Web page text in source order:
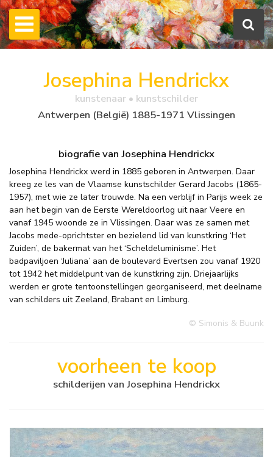
Josephina Hendrickx
kunstenaar • kunstschilder
Antwerpen (België) 1885-1971 Vlissingen
biografie van Josephina Hendrickx
Josephina Hendrickx werd in 1885 geboren in Antwerpen. Daar
kreeg ze les van de Vlaamse kunstschilder Gerard Jacobs (1865-
1957), met wie ze later trouwde. Na een verblijf in Parijs week ze
aan het begin van de Eerste Wereldoorlog uit naar Veere en
vanaf 1945 woonde ze in Vlissingen. Daar was ze samen met
Jacobs mede-oprichtster en bezielend lid van kunstkring ‘Het
Zuiden’, de bakermat van het ‘Scheldeluminisme’. Het
badpaviljoen ‘Juliana’ aan de boulevard Evertsen zou vanaf 1920
tot 1942 het middelpunt van de kunstkring zijn. Driejaarlijks
werden er grote tentoonstellingen georganiseerd, met deelname
van schilders uit Zeeland, Brabant en Limburg.
© Simonis & Buunk
voorheen te koop
schilderijen van Josephina Hendrickx